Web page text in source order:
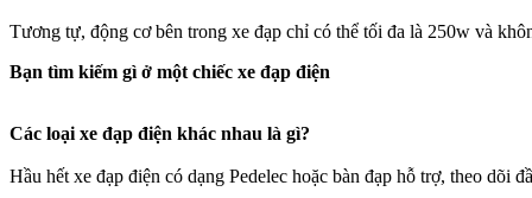
Tương tự, động cơ bên trong xe đạp chỉ có thể tối đa là 250w và
Bạn tìm kiếm gì ở một chiếc xe đạp điện
Các loại xe đạp điện khác nhau là gì?
Hầu hết xe đạp điện có dạng Pedelec hoặc bàn đạp hỗ trợ, theo dõi